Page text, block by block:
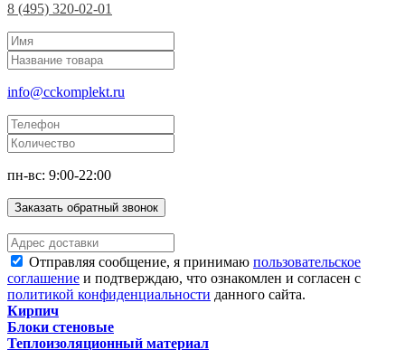
8 (495) 320-02-01
info@cckomplekt.ru
пн-вс: 9:00-22:00
Заказать обратный звонок
Отправляя сообщение, я принимаю пользовательское
соглашение и подтверждаю, что ознакомлен и согласен с
политикой конфиденциальности данного сайта.
Кирпич
Блоки стеновые
Теплоизоляционный материал